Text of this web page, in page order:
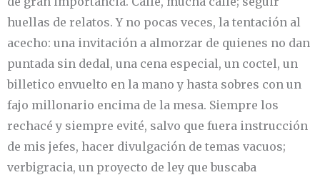
huellas de relatos. Y no pocas veces, la tentación al
acecho: una invitación a almorzar de quienes no dan
puntada sin dedal, una cena especial, un coctel, un
billetico envuelto en la mano y hasta sobres con un
fajo millonario encima de la mesa. Siempre los
rechacé y siempre evité, salvo que fuera instrucción
de mis jefes, hacer divulgación de temas vacuos;
verbigracia, un proyecto de ley que buscaba